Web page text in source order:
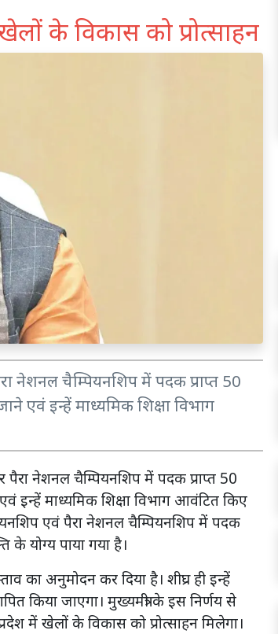
के विकास को प्रोत्साहन
नेशनल चैम्पियनशिप में पदक प्राप्त 50
एवं इन्हें माध्यमिक शिक्षा विभाग
नेशनल चैम्पियनशिप में पदक प्राप्त 50
इन्हें माध्यमिक शिक्षा विभाग आवंटित किए
एवं पैरा नेशनल चैम्पियनशिप में पदक
के योग्य पाया गया है।
का अनुमोदन कर दिया है। शीघ्र ही इन्हें
किया जाएगा। मुख्यमंत्री के इस निर्णय से
में खेलों के विकास को प्रोत्साहन मिलेगा।